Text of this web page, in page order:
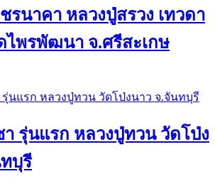
รนาคา หลวงปู่สรวง เทวดา
ไพรพัฒนา จ.ศรีสะเกษ
รุ่นแรก หลวงปู่ทวน วัดโป่ง
บุรี